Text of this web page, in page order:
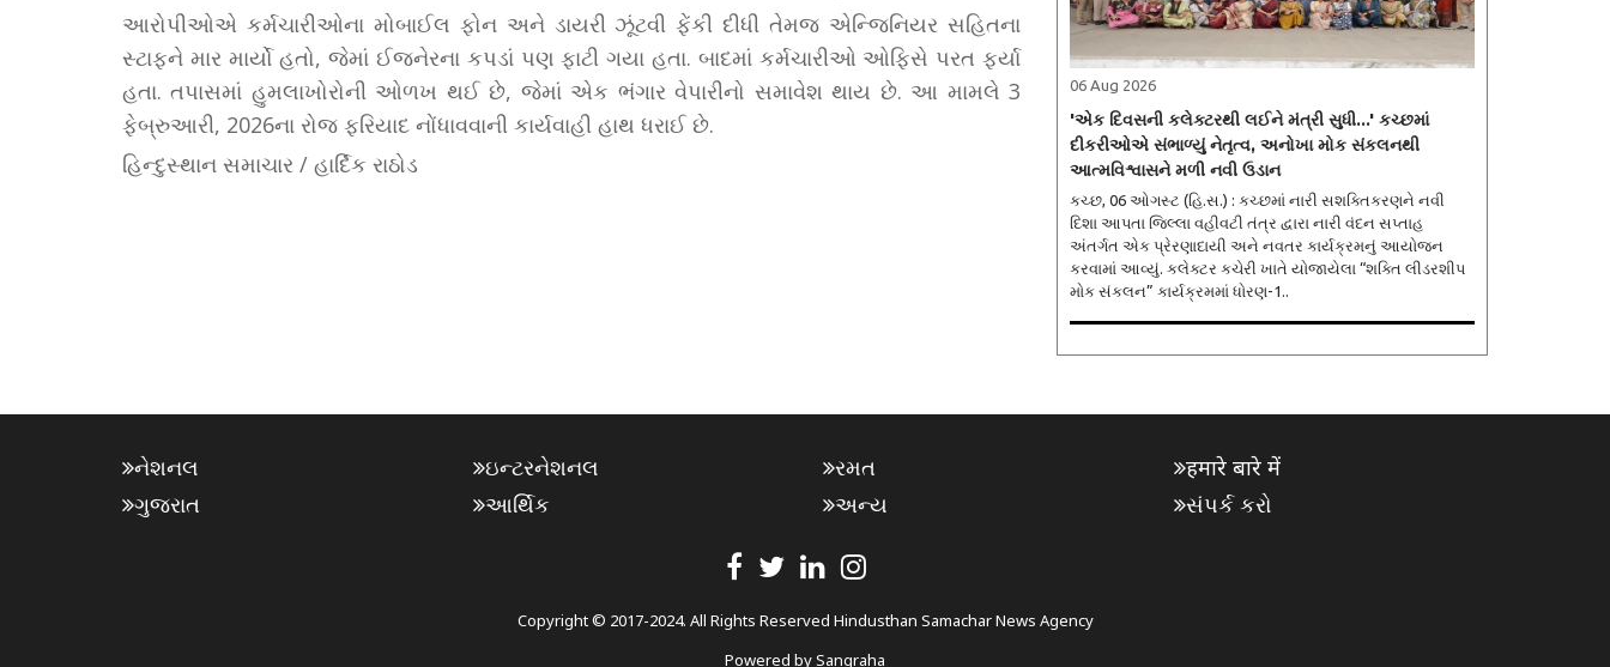
આરોપીઓએ કર્મચારીઓના મોબાઈલ ફોન અને ડાયરી ઝૂંટવી ફેંકી દીધી તેમજ એન્જિનિયર સહિતના
સ્ટાફને માર માર્યો હતો, જેમાં ઈજનેરના કપડાં પણ ફાટી ગયા હતા. બાદમાં કર્મચારીઓ ઓફિસે પરત ફર્યા
હતા. તપાસમાં હુમલાખોરોની ઓળખ થઈ છે, જેમાં એક ભંગાર વેપારીનો સમાવેશ થાય છે. આ મામલે 3
ફેબ્રુઆરી, 2026ના રોજ ફરિયાદ નોંધાવવાની કાર્યવાહી હાથ ધરાઈ છે.
હિન્દુસ્થાન સમાચાર / હાર્દિક રાઠોડ
06 Aug 2026
'એક દિવસની કલેક્ટરથી લઈને મંત્રી સુધી...' કચ્છમાં
દીકરીઓએ સંભાળ્યું નેતૃત્વ, અનોખા મોક સંકલનથી
આત્મવિશ્વાસને મળી નવી ઉડાન
કચ્છ, 06 ઓગસ્ટ (હિ.સ.) : કચ્છમાં નારી સશક્તિકરણને નવી
દિશા આપતા જિલ્લા વહીવટી તંત્ર દ્વારા નારી વંદન સપ્તાહ
અંતર્ગત એક પ્રેરણાદાયી અને નવતર કાર્યક્રમનું આયોજન
કરવામાં આવ્યું. કલેક્ટર કચેરી ખાતે યોજાયેલા “શક્તિ લીડરશીપ
મોક સંકલન” કાર્યક્રમમાં ધોરણ-1..
નેશનલ
ગુજરાત
ઇન્ટરનેશનલ
આર્થિક
રમત
અન્ય
हमारे बारे में
સંપર્ક કરો
Copyright © 2017-2024. All Rights Reserved Hindusthan Samachar News Agency
Powered bySangraha